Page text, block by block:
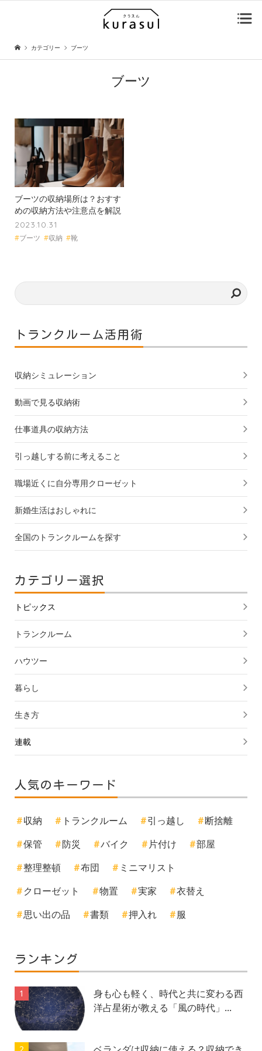
カテゴリー ブーツ
ブーツ
ブーツの収納場所は？おすす
めの収納方法や注意点を解説
2023.10.31
#ブーツ #収納 #靴
トランクルーム活用術
収納シミュレーション
動画で見る収納術
仕事道具の収納方法
引っ越しする前に考えること
職場近くに自分専用クローゼット
新婚生活はおしゃれに
全国のトランクルームを探す
カテゴリー選択
トピックス
トランクルーム
ハウツー
暮らし
生き方
連載
人気のキーワード
収納 トランクルーム 引っ越し
断捨離
保管
防災 バイク 片付け
部屋
整理整頓
布団
ミニマリスト
クローゼット
物置 実家
衣替え
思い出の品
書類 押入れ 服
ランキング
1
身も心も軽く、時代と共に変わる西
洋占星術が教える「風の時代」...